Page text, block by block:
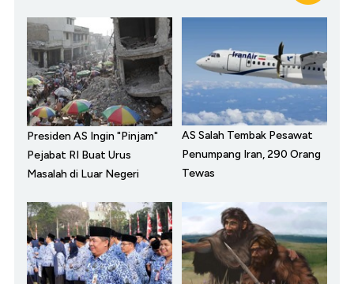
Presiden AS Ingin "Pinjam"
Pejabat RI Buat Urus
Masalah di Luar Negeri
AS Salah Tembak Pesawat
Penumpang Iran, 290 Orang
Tewas